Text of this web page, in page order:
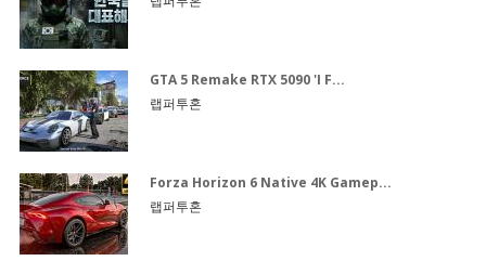
GTA 5 Remake RTX 5090 'I F...
랩퍼투혼
Forza Horizon 6 Native 4K Gamep...
랩퍼투혼